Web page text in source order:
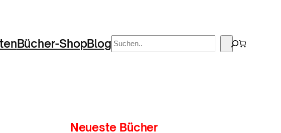
Bücher-ShopBlog Suchen
Neueste Bücher